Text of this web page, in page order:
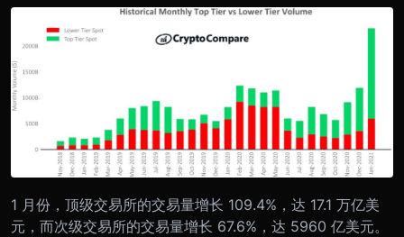
1 月份，顶级交易所的交易量增长 109.4%，达 17.1 万亿美
元，而次级交易所的交易量增长 67.6%，达 5960 亿美元。